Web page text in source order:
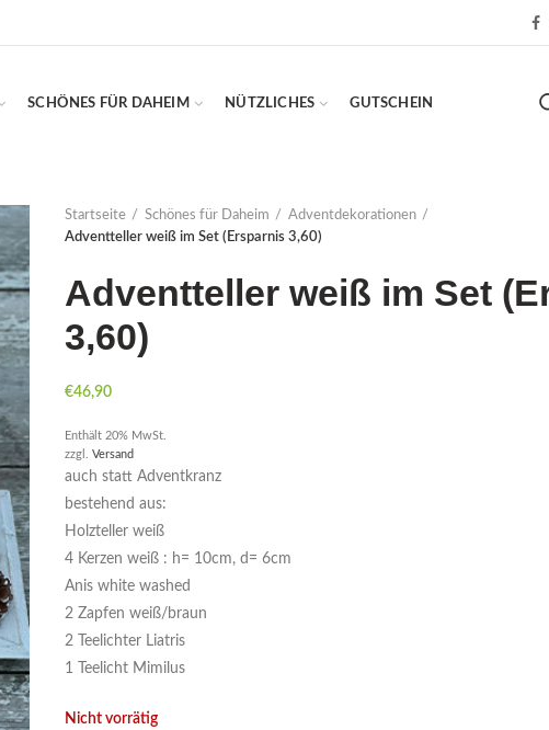
SCHÖNES FÜR DAHEIM NÜTZLICHES GUTSCHEIN
Startseite Schönes für Daheim
Adventdekorationen
Adventteller weiß im Set (Ersparnis 3,60)
Adventteller weiß im Set
3,60)
€46,90
Enthält 20% MwSt.
zzgl. Versand
auch statt Adventkranz
bestehend aus:
Holzteller weiß
4 Kerzen weiß : h= 10cm, d= 6cm
Anis white washed
2 Zapfen weiß/braun
2 Teelichter Liatris
1 Teelicht Mimilus
Nicht vorrätig